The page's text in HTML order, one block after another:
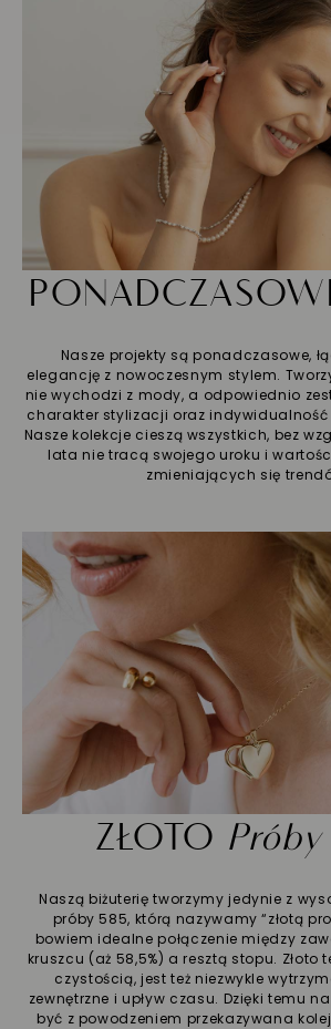
Nasze projekty są ponadczasowe,
elegancję z nowoczesnym stylem.
nie wychodzi z mody, a odpowiednio
charakter stylizacji oraz indywidualność
Nasze kolekcje cieszą wszystkich, bez
lata nie tracą swojego uroku i
zmieniających się
ZŁOTO
Naszą biżuterię tworzymy jedynie z
próby 585, którą nazywamy “złotą
bowiem idealne połączenie między
kruszcu (aż 58,5%) a resztą stopu. Złoto
czystością, jest też niezwykle
zewnętrzne i upływ czasu. Dzięki temu
być z powodzeniem przekazywana